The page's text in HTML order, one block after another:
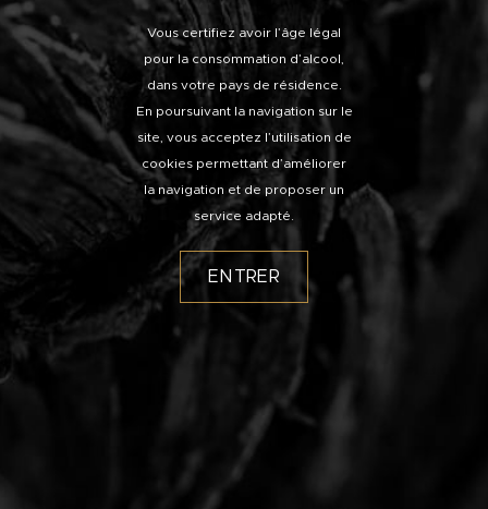
Vous certifiez avoir l’âge légal
pour la consommation d’alcool,
dans votre pays de résidence.
En poursuivant la navigation sur le
site, vous acceptez l’utilisation de
cookies permettant d’améliorer
la navigation et de proposer un
service adapté.
ENTRER